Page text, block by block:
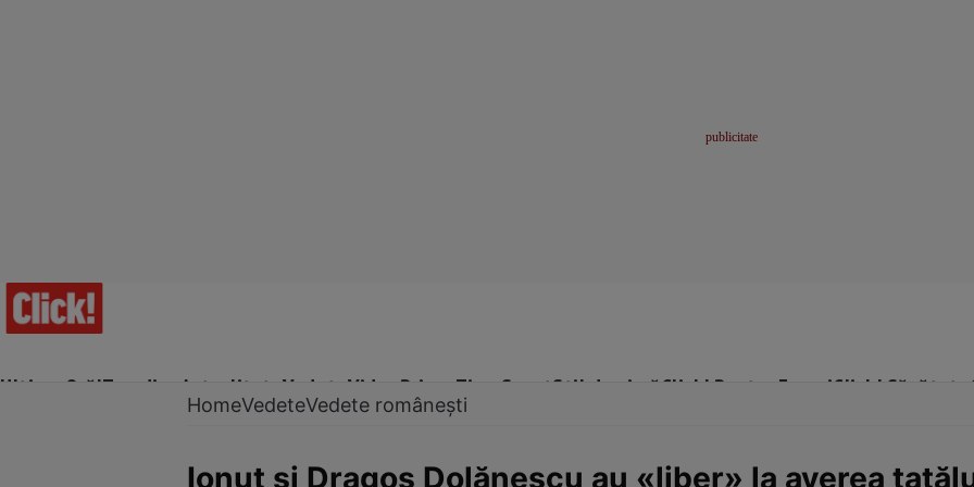
Ultima Oră!Trending Actualitate Vedete Video Prime Time SportStil de viațăClick! Pentru FemeiClick! Sănătate
HomeVedeteVedete românești
Ionuţ şi Dragoş Dolănescu au «liber» la averea